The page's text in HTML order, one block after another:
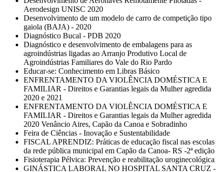
Aerodesign UNISC 2020
Desenvolvimento de um modelo de carro de competição tipo
gaiola (BAJA) - 2020
Diagnóstico Bucal - PDB 2020
Diagnóstico e desenvolvimento de embalagens para as
agroindústrias ligadas ao Arranjo Produtivo Local de
Agroindústrias Familiares do Vale do Rio Pardo
Educar-se: Conhecimento em Libras Básico
ENFRENTAMENTO DA VIOLÊNCIA DOMÉSTICA E
FAMILIAR - Direitos e Garantias legais da Mulher agredida
2020 e 2021
ENFRENTAMENTO DA VIOLÊNCIA DOMÉSTICA E
FAMILIAR - Direitos e Garantias legais da Mulher agredida
2020 Venâncio Aires, Capão da Canoa e Sobradinho
Feira de Ciências - Inovação e Sustentabilidade
FISCAL APRENDIZ: Práticas de educação fiscal nas escolas
da rede pública municipal em Capão da Canoa- RS -2ª edição
Fisioterapia Pélvica: Prevenção e reabilitação uroginecológica
GINÁSTICA LABORAL NO HOSPITAL SANTA CRUZ -